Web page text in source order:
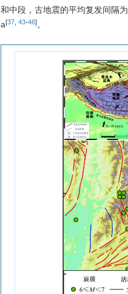
和中段，古地震的平均复发间隔为
a[37 43-46]。